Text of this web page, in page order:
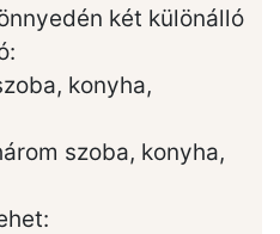
két különálló
konyha,
szoba, konyha,